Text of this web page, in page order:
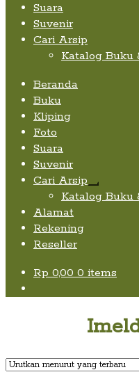
Suara
Suvenir
Cari Arsip
Katalog Buku
Beranda
Buku
Kliping
Foto
Suara
Suvenir
Cari Arsip
Expand
child
Katalog Buku
Alamat
Rekening
Reseller
Rp 0,00 0 items